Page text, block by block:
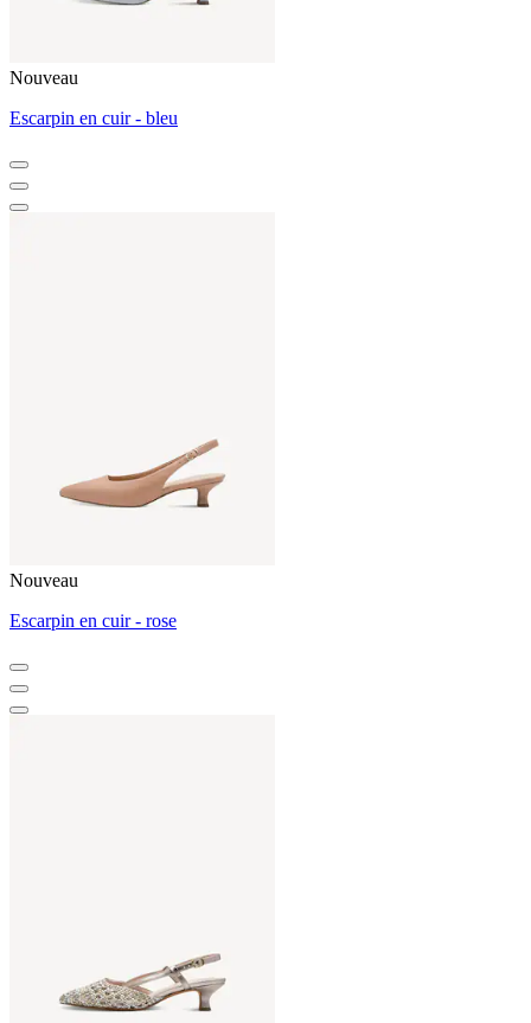
Nouveau
Escarpin en cuir - bleu
Nouveau
Escarpin en cuir - rose